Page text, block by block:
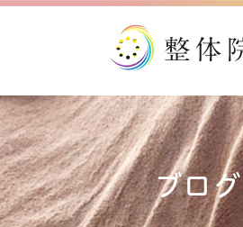
ブログ